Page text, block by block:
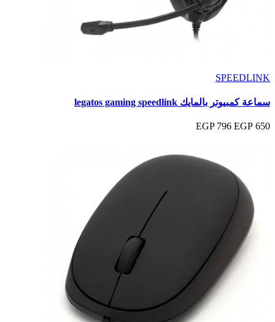
SPEEDLINK
سماعة كمبيوتر بالمايك legatos gaming speedlink
650 EGP
796 EGP